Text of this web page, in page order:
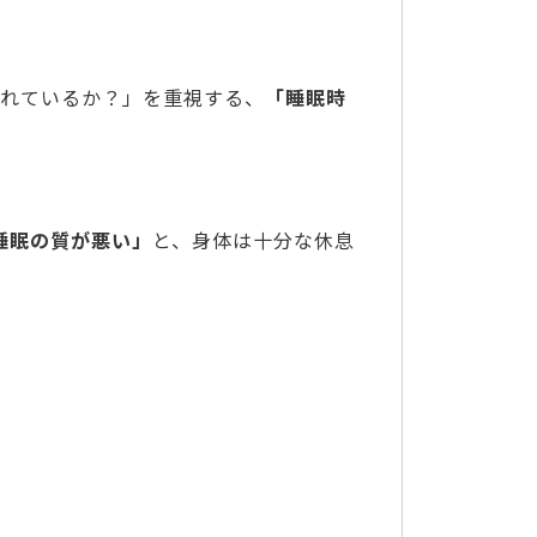
いるか？」を重視する、 「睡眠時
眠の質が悪い」 と、身体は十分な休息